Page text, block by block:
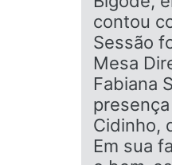
contou
Sessão
Mesa
Fabiana
Cidinho,
Em sua